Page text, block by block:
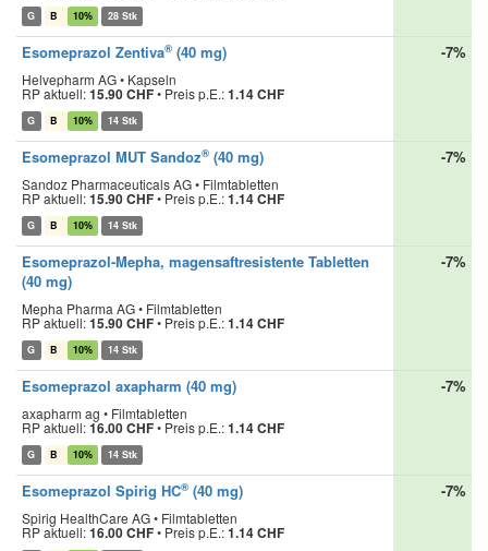
G B 10% 28 Stk
Esomeprazol Zentiva® (40 mg)
Helvepharm AG • Kapseln
RP aktuell:15.90 CHF• Preis p.E.:1.14 CHF
G B 10% 14 Stk
-7%
Esomeprazol MUT Sandoz® (40 mg)
Sandoz Pharmaceuticals AG • Filmtabletten
RP aktuell:15.90 CHF• Preis p.E.:1.14 CHF
G B 10% 14 Stk
-7%
Esomeprazol-Mepha, magensaftresistente Tabletten
(40 mg)
Mepha Pharma AG • Filmtabletten
RP aktuell:15.90 CHF• Preis p.E.:1.14 CHF
G B 10% 14 Stk
-7%
Esomeprazol axapharm (40 mg)
axapharm ag • Filmtabletten
RP aktuell:16.00 CHF• Preis p.E.:1.14 CHF
G B 10% 14 Stk
-7%
Esomeprazol Spirig HC® (40 mg)
Spirig HealthCare AG • Filmtabletten
RP aktuell:16.00 CHF• Preis p.E.:1.14 CHF
-7%